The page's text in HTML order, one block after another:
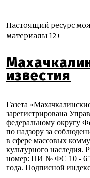
Настоящий ресурс
материалы 12+
известия
Газета
зарегистрирована
федеральному округу
по надзору за
в сфере массовых
культурного наследия.
номер: ПИ № ФС 10 -
года. Подписной